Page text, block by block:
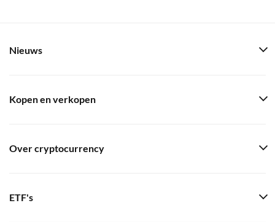
Nieuws
Kopen en verkopen
Over cryptocurrency
ETF's